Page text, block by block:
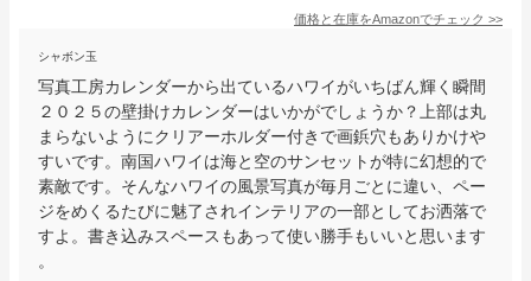
価格と在庫をAmazonでチェック >>
シャボン玉
写真工房カレンダーから出ているハワイがいちばん輝く瞬間
２０２５の壁掛けカレンダーはいかがでしょうか？上部は丸
まらないようにクリアーホルダー付きで画鋲穴もありかけや
すいです。南国ハワイは海と空のサンセットが特に幻想的で
素敵です。そんなハワイの風景写真が毎月ごとに違い、ペー
ジをめくるたびに魅了されインテリアの一部としてお洒落で
すよ。書き込みスペースもあって使い勝手もいいと思います
。